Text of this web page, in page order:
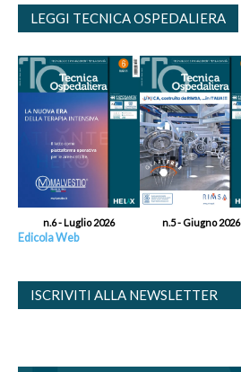
LEGGI TECNICA OSPEDALIERA
n.6 - Luglio 2026 n.5 - Giugno 2026
Edicola Web
ISCRIVITI ALLA NEWSLETTER